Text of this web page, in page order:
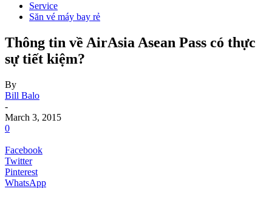
Service
Săn vé máy bay rẻ
Thông tin về AirAsia Asean Pass có thực
sự tiết kiệm?
By
Bill Balo
-
March 3, 2015
0
Facebook
Twitter
Pinterest
WhatsApp